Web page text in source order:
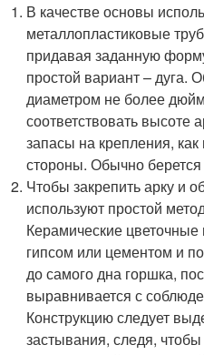
В качестве основы
металлопластиковые
придавая заданную
простой вариант – дуга.
диаметром не более
соответствовать высоте
запасы на крепления,
стороны. Обычно
Чтобы закрепить арку и
используют простой
Керамические
гипсом или цементом и
до самого дна горшка,
выравнивается с
Конструкцию следует
застывания, следя,